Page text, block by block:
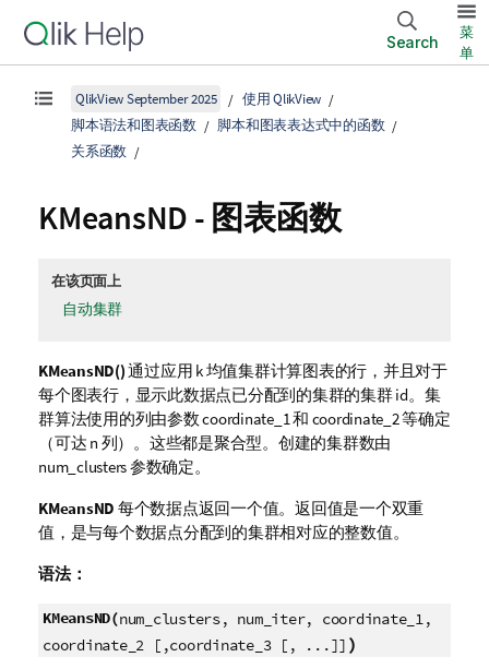
Search
菜
单
QlikView September 2025
使用 QlikView
脚本语法和图表函数
脚本和图表表达式中的函数
关系函数
KMeansND - 图表函数
在该页面上
自动集群
KMeansND()通过应用 k 均值集群计算图表的行，并且对于
每个图表行，显示此数据点已分配到的集群的集群 id。集
群算法使用的列由参数 coordinate_1 和 coordinate_2 等确定
（可达 n 列）。这些都是聚合型。创建的集群数由
num_clusters 参数确定。
KMeansND 每个数据点返回一个值。返回值是一个双重
值，是与每个数据点分配到的集群相对应的整数值。
语法：
KMeansND(num_clusters, num_iter, coordinate_1,
coordinate_2 [,coordinate_3 [, ...]] )